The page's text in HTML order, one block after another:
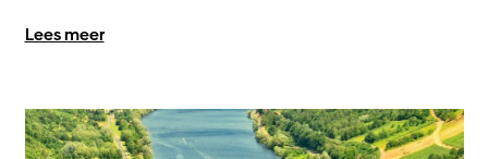
Lees meer